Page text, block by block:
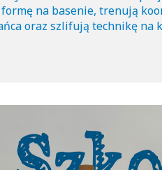
na basenie, trenują
oraz szlifują technikę na